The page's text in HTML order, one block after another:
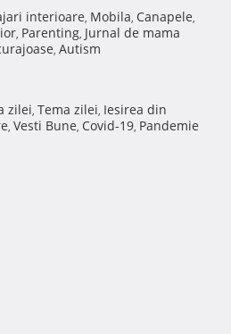
interioare, Mobila, Canapele,
, Parenting, Jurnal de mama
, Autism
zilei, Tema zilei, Iesirea din
, Vesti Bune, Covid-19, Pandemie